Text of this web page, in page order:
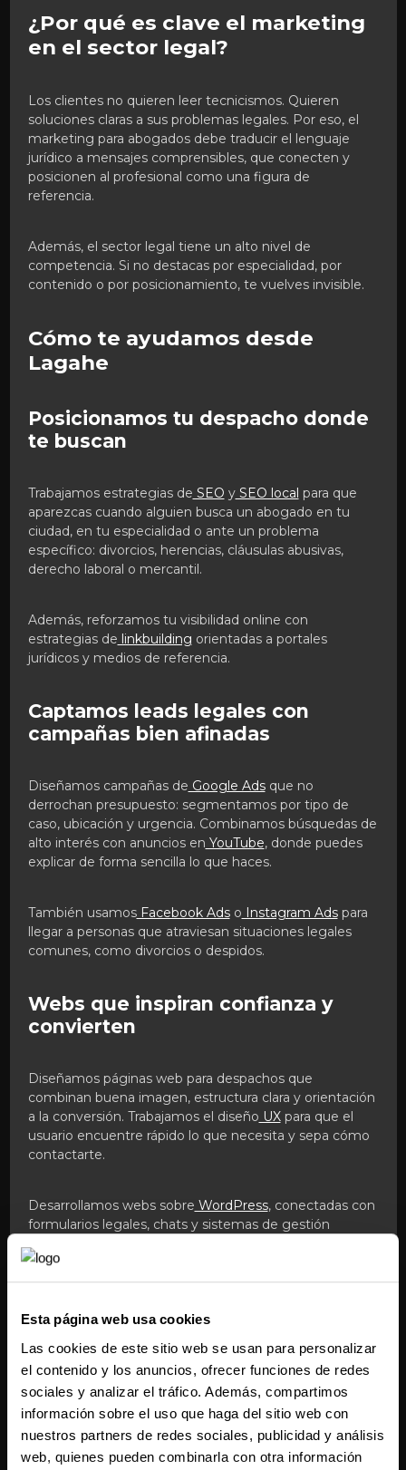
Esta página web usa cookies
Las cookies de este sitio web se usan para personalizar
el contenido y los anuncios, ofrecer funciones de redes
sociales y analizar el tráfico. Además, compartimos
información sobre el uso que haga del sitio web con
nuestros partners de redes sociales, publicidad y análisis
web, quienes pueden combinarla con otra información
¿Por qué es clave el marketing
en el sector legal?
Los clientes no quieren leer tecnicismos. Quieren
soluciones claras a sus problemas legales. Por eso, el
marketing para abogados debe traducir el lenguaje
jurídico a mensajes comprensibles, que conecten y
posicionen al profesional como una figura de
referencia.
Además, el sector legal tiene un alto nivel de
competencia. Si no destacas por especialidad, por
contenido o por posicionamiento, te vuelves invisible.
Cómo te ayudamos desde
Lagahe
Posicionamos tu despacho donde
te buscan
Trabajamos estrategias de SEO ySEO local para que
aparezcas cuando alguien busca un abogado en tu
ciudad, en tu especialidad o ante un problema
específico: divorcios, herencias, cláusulas abusivas,
derecho laboral o mercantil.
Además, reforzamos tu visibilidad online con
estrategias de linkbuilding orientadas a portales
jurídicos y medios de referencia.
Captamos leads legales con
campañas bien afinadas
Diseñamos campañas de Google Adsque no
derrochan presupuesto: segmentamos por tipo de
caso, ubicación y urgencia. Combinamos búsquedas de
alto interés con anuncios en YouTube, donde puedes
explicar de forma sencilla lo que haces.
También usamosFacebook Adso Instagram Adspara
llegar a personas que atraviesan situaciones legales
comunes, como divorcios o despidos.
Webs que inspiran confianza y
convierten
Diseñamos páginas web para despachos que
combinan buena imagen, estructura clara y orientación
a la conversión. Trabajamos el diseño UXpara que el
usuario encuentre rápido lo que necesita y sepa cómo
contactarte.
Desarrollamos webs sobre WordPress, conectadas con
formularios legales, chats y sistemas de gestión
documental si lo necesitas.
posicionado
Tu contenido debe reflejar tu experiencia, pero
también responder a preguntas reales. Redactamos
artículos, guías y FAQs optimizados desde nuestra
agencia de marketing de contenidos
para que captes
tráfico orgánico sin perder rigor.